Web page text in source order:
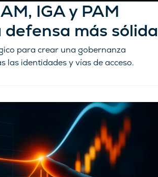
IGA y PAM
más sólida
para crear una gobernanza
las identidades y vías de acceso.